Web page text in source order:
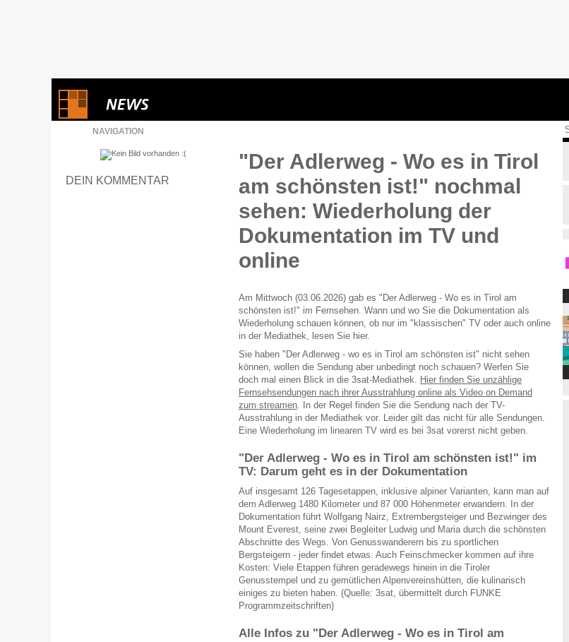
NAVIGATION
DEIN KOMMENTAR
"Der Adlerweg - Wo es in Tirol
am schönsten ist!" nochmal
sehen: Wiederholung der
Dokumentation im TV und
online
Am Mittwoch (03.06.2026) gab es "Der Adlerweg - Wo es in Tirol am
schönsten ist!" im Fernsehen. Wann und wo Sie die Dokumentation als
Wiederholung schauen können, ob nur im "klassischen" TV oder auch online
in der Mediathek, lesen Sie hier.
Sie haben "Der Adlerweg - wo es in Tirol am schönsten ist" nicht sehen
können, wollen die Sendung aber unbedingt noch schauen? Werfen Sie
doch mal einen Blick in die 3sat-Mediathek.
Hier finden Sie unzählige
Fernsehsendungen nach ihrer Ausstrahlung online als Video on Demand
zum streamen . In der Regel finden Sie die Sendung nach der TV-
Ausstrahlung in der Mediathek vor. Leider gilt das nicht für alle Sendungen.
Eine Wiederholung im linearen TV wird es bei 3sat vorerst nicht geben.
"Der Adlerweg - Wo es in Tirol am schönsten ist!" im
TV: Darum geht es in der Dokumentation
Auf insgesamt 126 Tagesetappen, inklusive alpiner Varianten, kann man auf
dem Adlerweg 1480 Kilometer und 87 000 Höhenmeter erwandern. In der
Dokumentation führt Wolfgang Nairz, Extrembergsteiger und Bezwinger des
Mount Everest, seine zwei Begleiter Ludwig und Maria durch die schönsten
Abschnitte des Wegs. Von Genusswanderern bis zu sportlichen
Bergsteigern - jeder findet etwas. Auch Feinschmecker kommen auf ihre
Kosten: Viele Etappen führen geradewegs hinein in die Tiroler
Genusstempel und zu gemütlichen Alpenvereinshütten, die kulinarisch
einiges zu bieten haben. (Quelle: 3sat, übermittelt durch FUNKE
Programmzeitschriften)
Alle Infos zu "Der Adlerweg - Wo es in Tirol am